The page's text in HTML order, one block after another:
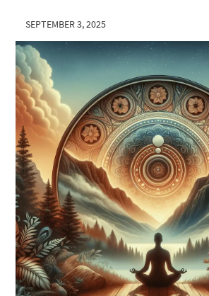
SEPTEMBER 3, 2025